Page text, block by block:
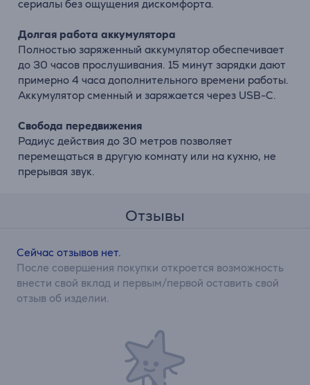
сериалы без ощущения дискомфорта.
Долгая работа аккумулятора
Полностью заряженный аккумулятор обеспечивает
до 30 часов прослушивания. 15 минут зарядки дают
примерно 4 часа дополнительного времени работы.
Аккумулятор сменный и заряжается через USB-C.
Свобода передвижения
Радиус действия до 30 метров позволяет
перемещаться в другую комнату или на кухню, не
прерывая звук.
Отзывы
Сейчас отзывов нет.
После совершения покупки откроется возможность
внести свой вклад и первым/первой оставить свой
отзыв об изделии.